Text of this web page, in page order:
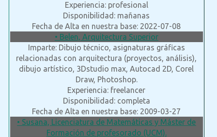
Experiencia: profesional
Disponibilidad: mañanas
Fecha de Alta en nuestra base: 2022-07-08
• Belen, Arquitectura Superior
Imparte: Dibujo técnico, asignaturas gráficas
relacionadas con arquitectura (proyectos, análisis),
dibujo artístico, 3Dstudio max, Autocad 2D, Corel
Draw, Photoshop.
Experiencia: freelancer
Disponibilidad: completa
Fecha de Alta en nuestra base: 2009-03-27
• Susana, Licenciatura de Matemáticas y Máster de
Formación de profesorado (UCM).